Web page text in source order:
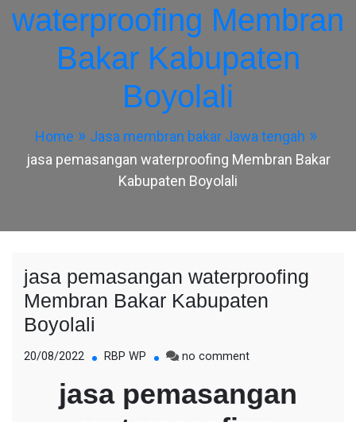
waterproofing Membran
Bakar Kabupaten
Boyolali
Home
Jasa membran bakar Jawa tengah
jasa pemasangan waterproofing Membran Bakar
Kabupaten Boyolali
jasa pemasangan waterproofing
Membran Bakar Kabupaten
Boyolali
20/08/2022 RBP WP no commenton
pemasangan
waterproofing
jasa pemasangan